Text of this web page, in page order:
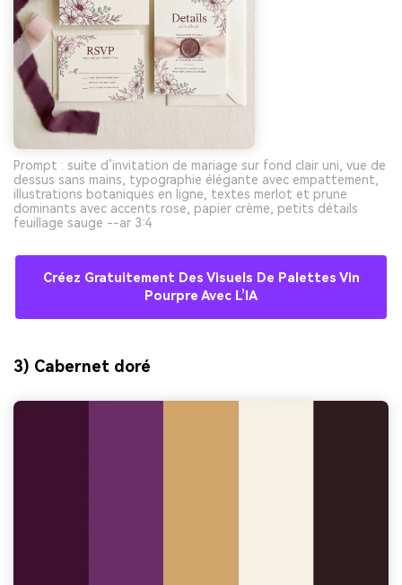
Prompt : suite d’invitation de mariage sur fond clair uni, vue de
dessus sans mains, typographie élégante avec empattement,
illustrations botaniques en ligne, textes merlot et prune
dominants avec accents rose, papier crème, petits détails
feuillage sauge --ar 3:4
Créez Gratuitement Des Visuels De Palettes Vin
Pourpre Avec L’IA
3) Cabernet doré